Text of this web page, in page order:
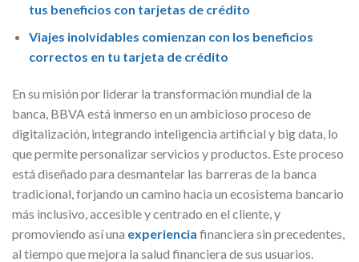
tus beneficios con tarjetas de crédito
Viajes inolvidables comienzan con los beneficios
correctos en tu tarjeta de crédito
En su misión por liderar la transformación mundial de la
banca, BBVA está inmerso en un ambicioso proceso de
digitalización, integrando inteligencia artificial y big data, lo
que permite personalizar servicios y productos. Este proceso
está diseñado para desmantelar las barreras de la banca
tradicional, forjando un camino hacia un ecosistema bancario
más inclusivo, accesible y centrado en el cliente, y
promoviendo así una experiencia financiera sin precedentes,
al tiempo que mejora la salud financiera de sus usuarios.